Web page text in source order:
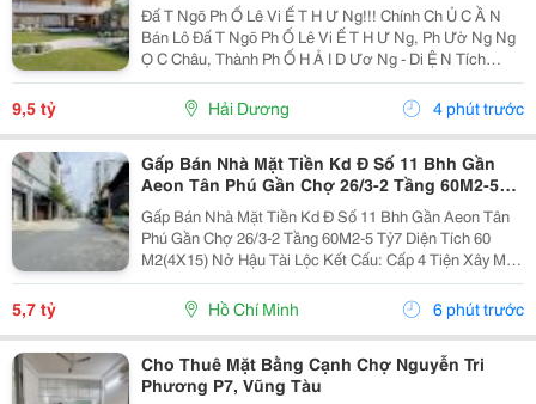
Đấ T Ngõ Ph Ố Lê Vi Ế T H Ư Ng!!! Chính Ch Ủ C Ầ N
Bán Lô Đấ T Ngõ Ph Ố Lê Vi Ế T H Ư Ng, Ph Ườ Ng Ng
Ọ C Châu, Thành Ph Ố H Ả I D Ươ Ng - Di Ệ N Tích
395.59M2, M Ặ T Ti Ề N 22.23M - H Ướ Ng Nam - V Ị Trí
Đẹ P, Cách 1 Nhà Là Ra M Ặ T Ph Ố -...
9,5 tỷ Hải Dương 4 phút trước
Gấp Bán Nhà Mặt Tiền Kd Đ Số 11 Bhh Gần
Aeon Tân Phú Gần Chợ 26/3-2 Tầng 60M2-5
Tỷ7
Gấp Bán Nhà Mặt Tiền Kd Đ Số 11 Bhh Gần Aeon Tân
Phú Gần Chợ 26/3-2 Tầng 60M2-5 Tỷ7 Diện Tích 60
M2(4X15) Nở Hậu Tài Lộc Kết Cấu: Cấp 4 Tiện Xây Mới
Khu Vực Xây Cao Tầng Ở Hoặc Cho Thuê Có Dòng Tiền
Vị Trí Tuyệt Đẹp Gần Chợ 26/3 Ngay Kênh Tham...
5,7 tỷ Hồ Chí Minh 6 phút trước
Cho Thuê Mặt Bằng Cạnh Chợ Nguyễn Tri
Phương P7, Vũng Tàu